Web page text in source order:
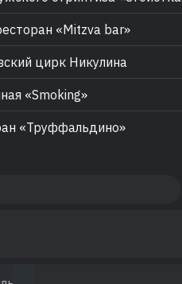
«Mitzva bar»
цирк Никулина
«Smoking»
«Труффальдино»